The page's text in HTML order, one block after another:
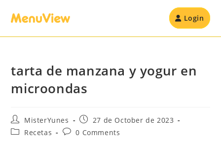
Login
tarta de manzana y yogur en
microondas
MisterYunes
27 de October de 2023
Recetas
0 Comments